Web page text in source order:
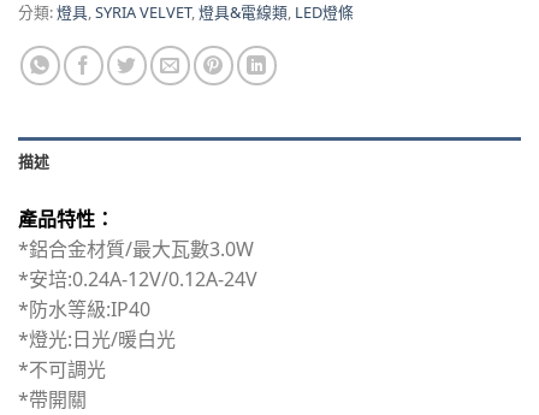
分類:燈具,SYRIA VELVET,燈具&電線類, LED燈條
描述
產品特性：
*鋁合金材質/最大瓦數3.0W
*安培:0.24A-12V/0.12A-24V
*防水等級:IP40
*燈光:日光/暖白光
*不可調光
*帶開關